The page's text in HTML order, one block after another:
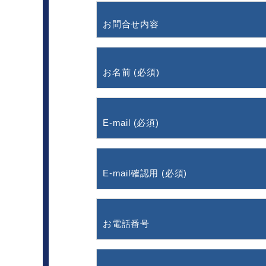
お問合せ内容
お名前 (必須)
E-mail (必須)
E-mail確認用 (必須)
お電話番号